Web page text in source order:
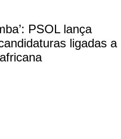
PSOL lança
ligadas a